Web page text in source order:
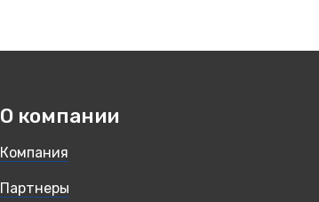
О компании
Компания
Партнеры